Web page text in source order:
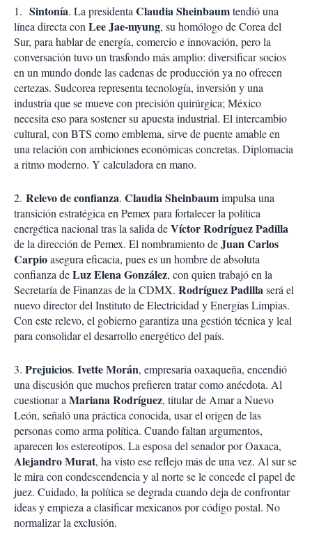
o
m
p
a
r
i
r
1. Sintonía. La presidenta Claudia Sheinbaumtendió una
línea directa con Lee Jae-myung, su homólogo de Corea del
Sur, para hablar de energía, comercio e innovación, pero la
conversación tuvo un trasfondo más amplio: diversificar socios
en un mundo donde las cadenas de producción ya no ofrecen
certezas. Sudcorea representa tecnología, inversión y una
industria que se mueve con precisión quirúrgica; México
necesita eso para sostener su apuesta industrial. El intercambio
cultural, con BTS como emblema, sirve de puente amable en
una relación con ambiciones económicas concretas. Diplomacia
a ritmo moderno. Y calculadora en mano.
2. Relevo de confianza. Claudia Sheinbaumimpulsa una
transición estratégica en Pemex para fortalecer la política
energética nacional tras la salida deVíctor Rodríguez Padilla
de la dirección de Pemex. El nombramiento deJuan Carlos
Carpioasegura eficacia, pues es un hombre de absoluta
confianza deLuz Elena González, con quien trabajó en la
Secretaría de Finanzas de la CDMX. Rodríguez Padillaserá el
nuevo director del Instituto de Electricidad y Energías Limpias.
Con este relevo, el gobierno garantiza una gestión técnica y leal
para consolidar el desarrollo energético del país.
3. Prejuicios. Ivette Morán, empresaria oaxaqueña, encendió
una discusión que muchos prefieren tratar como anécdota. Al
cuestionar a Mariana Rodríguez, titular de Amar a Nuevo
León, señaló una práctica conocida, usar el origen de las
personas como arma política. Cuando faltan argumentos,
aparecen los estereotipos. La esposa del senador por Oaxaca,
Alejandro Murat, ha visto ese reflejo más de una vez. Al sur se
le mira con condescendencia y al norte se le concede el papel de
juez. Cuidado, la política se degrada cuando deja de confrontar
ideas y empieza a clasificar mexicanos por código postal. No
normalizar la exclusión.